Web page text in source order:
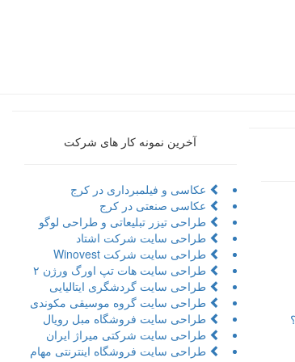
آخرین نمونه کار های شرکت
عکاسی و فیلمبرداری در کرج
عکاسی صنعتی در کرج
طراحی تیزر تبلیعاتی و طراحی لوگو
طراحی سایت شرکت اشتاد
طراحی سایت شرکت Winovest
طراحی سایت هات تپ اورگ ورژن ۲
طراحی سایت گردشگری ایتالیایی
طراحی سایت گروه موسیقی مکوندی
طراحی سایت فروشگاه مبل رویال
طراحی سایت شرکتی میراژ ایران
طراحی سایت فروشگاه اینترنتی مهام